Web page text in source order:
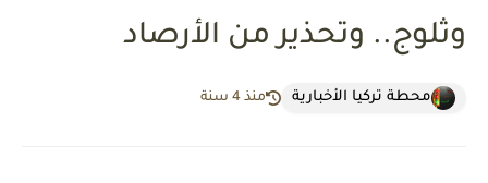
وثلوج.. وتحذير من الأرصاد
محطة تركيا الأخبارية منذ 4 سنة